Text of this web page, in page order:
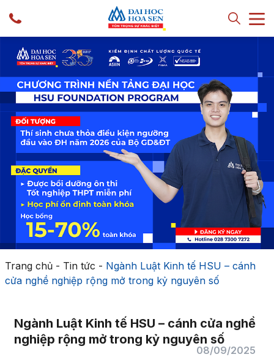
Trang chủ- Tin tức - Ngành Luật Kinh tế HSU – cánh
cửa nghề nghiệp rộng mở trong kỷ nguyên số
Ngành Luật Kinh tế HSU – cánh cửa nghề
nghiệp rộng mở trong kỷ nguyên số
08/09/2025